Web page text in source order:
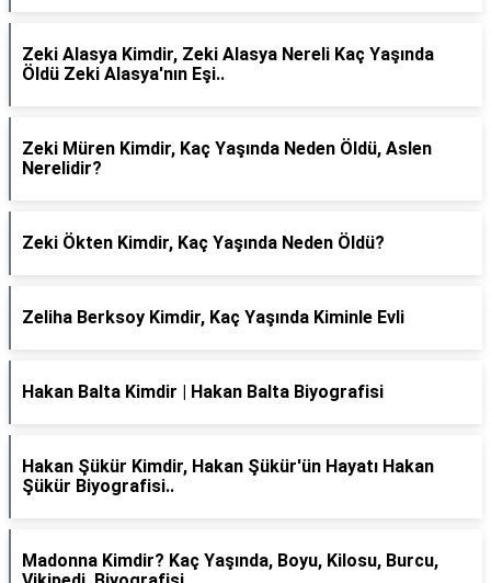
Zeki Alasya Kimdir, Zeki Alasya Nereli Kaç Yaşında
Öldü Zeki Alasya'nın Eşi..
Zeki Müren Kimdir, Kaç Yaşında Neden Öldü, Aslen
Nerelidir?
Zeki Ökten Kimdir, Kaç Yaşında Neden Öldü?
Zeliha Berksoy Kimdir, Kaç Yaşında Kiminle Evli
Hakan Balta Kimdir | Hakan Balta Biyografisi
Hakan Şükür Kimdir, Hakan Şükür'ün Hayatı Hakan
Şükür Biyografisi..
Madonna Kimdir? Kaç Yaşında, Boyu, Kilosu, Burcu,